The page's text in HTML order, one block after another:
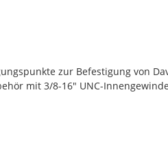
zur Befestigung von
mit 3/8-16" UNC-